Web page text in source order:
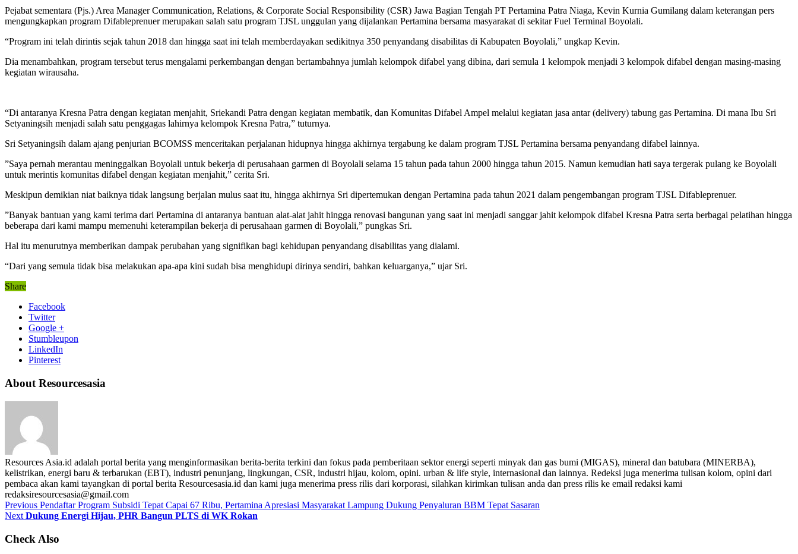
Pejabat sementara (Pjs.) Area Manager Communication, Relations, & Corporate Social Responsibility (CSR) Jawa Bagian Tengah PT Pertamina Patra Niaga, Kevin Kurnia Gumilang dalam keterangan pers
mengungkapkan program Difableprenuer merupakan salah satu program TJSL unggulan yang dijalankan Pertamina bersama masyarakat di sekitar Fuel Terminal Boyolali.
“Program ini telah dirintis sejak tahun 2018 dan hingga saat ini telah memberdayakan sedikitnya 350 penyandang disabilitas di Kabupaten Boyolali,” ungkap Kevin.
Dia menambahkan, program tersebut terus mengalami perkembangan dengan bertambahnya jumlah kelompok difabel yang dibina, dari semula 1 kelompok menjadi 3 kelompok difabel dengan masing-masing
kegiatan wirausaha.
“Di antaranya Kresna Patra dengan kegiatan menjahit, Sriekandi Patra dengan kegiatan membatik, dan Komunitas Difabel Ampel melalui kegiatan jasa antar (delivery) tabung gas Pertamina. Di mana Ibu Sri
Setyaningsih menjadi salah satu penggagas lahirnya kelompok Kresna Patra,” tuturnya.
Sri Setyaningsih dalam ajang penjurian BCOMSS menceritakan perjalanan hidupnya hingga akhirnya tergabung ke dalam program TJSL Pertamina bersama penyandang difabel lainnya.
”Saya pernah merantau meninggalkan Boyolali untuk bekerja di perusahaan garmen di Boyolali selama 15 tahun pada tahun 2000 hingga tahun 2015. Namun kemudian hati saya tergerak pulang ke Boyolali
untuk merintis komunitas difabel dengan kegiatan menjahit,” cerita Sri.
Meskipun demikian niat baiknya tidak langsung berjalan mulus saat itu, hingga akhirnya Sri dipertemukan dengan Pertamina pada tahun 2021 dalam pengembangan program TJSL Difableprenuer.
”Banyak bantuan yang kami terima dari Pertamina di antaranya bantuan alat-alat jahit hingga renovasi bangunan yang saat ini menjadi sanggar jahit kelompok difabel Kresna Patra serta berbagai pelatihan hingga
beberapa dari kami mampu memenuhi keterampilan bekerja di perusahaan garmen di Boyolali,” pungkas Sri.
Hal itu menurutnya memberikan dampak perubahan yang signifikan bagi kehidupan penyandang disabilitas yang dialami.
“Dari yang semula tidak bisa melakukan apa-apa kini sudah bisa menghidupi dirinya sendiri, bahkan keluarganya,” ujar Sri.
Share
Facebook
Twitter
Google +
Stumbleupon
LinkedIn
Pinterest
About Resourcesasia
Resources Asia.id adalah portal berita yang menginformasikan berita-berita terkini dan fokus pada pemberitaan sektor energi seperti minyak dan gas bumi (MIGAS), mineral dan batubara (MINERBA),
kelistrikan, energi baru & terbarukan (EBT), industri penunjang, lingkungan, CSR, industri hijau, kolom, opini. urban & life style, internasional dan lainnya. Redeksi juga menerima tulisan kolom, opini dari
pembaca akan kami tayangkan di portal berita Resourcesasia.id dan kami juga menerima press rilis dari korporasi, silahkan kirimkan tulisan anda dan press rilis ke email redaksi kami
redaksiresourcesasia@gmail.com
Previous Pendaftar Program Subsidi Tepat Capai 67 Ribu, Pertamina Apresiasi Masyarakat Lampung Dukung Penyaluran BBM Tepat Sasaran
Next Dukung Energi Hijau, PHR Bangun PLTS di WK Rokan
Check Also